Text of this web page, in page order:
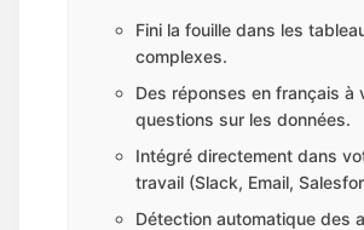
Fini la fouille dans les
complexes.
Des réponses en français à
questions sur les données.
Intégré directement dans
travail (Slack, Email,
Détection automatique des